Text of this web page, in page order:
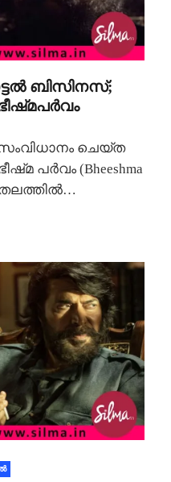
ബിസിനസ്;
സംവിധാനം ചെയ്ത
പര്‍വം (Bheeshma